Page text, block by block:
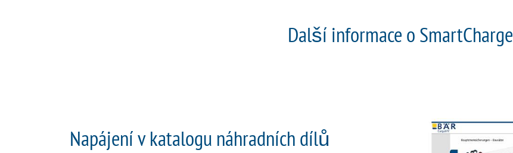
Další informace o SmartCharge
Napájení v katalogu náhradních dílů